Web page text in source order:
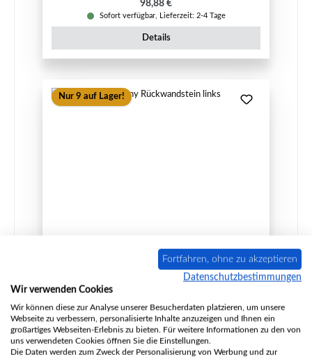
Regulärer Preis:
98,88 €
Sofort verfügbar, Lieferzeit: 2-4 Tage
Details
Nur 9 auf Lager!
Produktnummer:01055657
Hersteller: Dan Skan
Fortfahren, ohne zu akzeptieren
Datenschutzbestimmungen
Wir verwenden Cookies
Wir können diese zur Analyse unserer Besucherdaten platzieren, um unsere
Webseite zu verbessern, personalisierte Inhalte anzuzeigen und Ihnen ein
großartiges Webseiten-Erlebnis zu bieten. Für weitere Informationen zu den von
uns verwendeten Cookies öffnen Sie die Einstellungen.
Die Daten werden zum Zweck der Personalisierung von Werbung und zur